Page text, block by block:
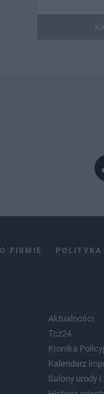
O FIRMIE POLITYKA
Aktualności
Tcz24
Kronika
Kalendarz
Salony urody i